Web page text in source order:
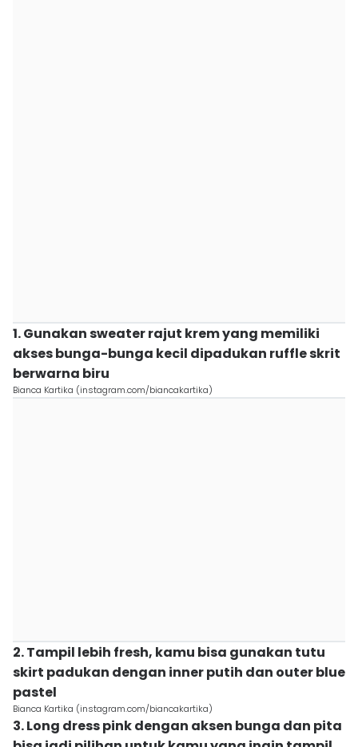
1. Gunakan sweater rajut krem yang memiliki
akses bunga-bunga kecil dipadukan ruffle skrit
berwarna biru
Bianca Kartika (instagram.com/biancakartika)
2. Tampil lebih fresh, kamu bisa gunakan tutu
skirt padukan dengan inner putih dan outer blue
pastel
Bianca Kartika (instagram.com/biancakartika)
3. Long dress pink dengan aksen bunga dan pita